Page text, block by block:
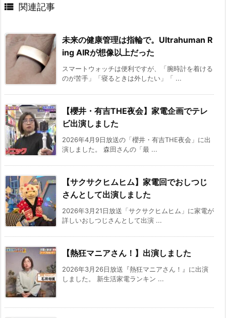
 関連記事
未来の健康管理は指輪で。Ultrahuman R
ing AIRが想像以上だった
スマートウォッチは便利ですが、「腕時計を着ける
のが苦手」「寝るときは外したい」「 ...
【櫻井・有吉THE夜会】家電企画でテレ
ビ出演しました
2026年4月9日放送の「櫻井・有吉THE夜会」に出
演しました。 森田さんの「最 ...
【サクサクヒムヒム】家電回でおしつじ
さんとして出演しました
2026年3月21日放送「サクサクヒムヒム」に家電が
詳しいおしつじさんとして出演 ...
【熱狂マニアさん！】出演しました
2026年3月26日放送『熱狂マニアさん！』に出演
しました。 新生活家電ランキン ...